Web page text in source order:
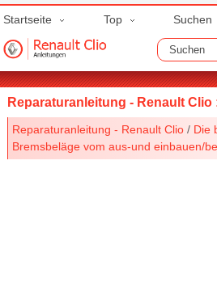
Startseite Top Suchen
Reparaturanleitung - Renault Clio
Reparaturanleitung - Renault Clio / Die
Bremsbeläge vom aus-und einbauen/